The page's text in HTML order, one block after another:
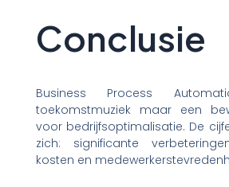
Conclusie
Business Process
toekomstmuziek maar een
voor bedrijfsoptimalisatie. De
zich: significante
kosten en